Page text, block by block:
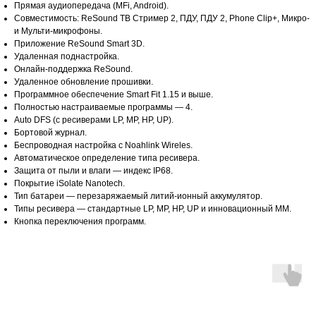
Прямая аудиопередача (MFi, Android).
Совместимость: ReSound ТВ Стример 2, ПДУ, ПДУ 2, Phone Clip+, Микро-
и Мульти-микрофоны.
Приложение ReSound Smart 3D.
Удаленная поднастройка.
Онлайн-поддержка ReSound.
Удаленное обновление прошивки.
Программное обеспечение Smart Fit 1.15 и выше.
Полностью настраиваемые программы — 4.
Auto DFS (с ресиверами LP, MP, HP, UP).
Бортовой журнал.
Беспроводная настройка с Noahlink Wireles.
Автоматическое определение типа ресивера.
Защита от пыли и влаги — индекс IP68.
Покрытие iSolate Nanotech.
Тип батареи — перезаряжаемый литий-ионный аккумулятор.
Типы ресивера — стандартные LP, MP, HP, UP и инновационный ММ.
Кнопка переключения программ.